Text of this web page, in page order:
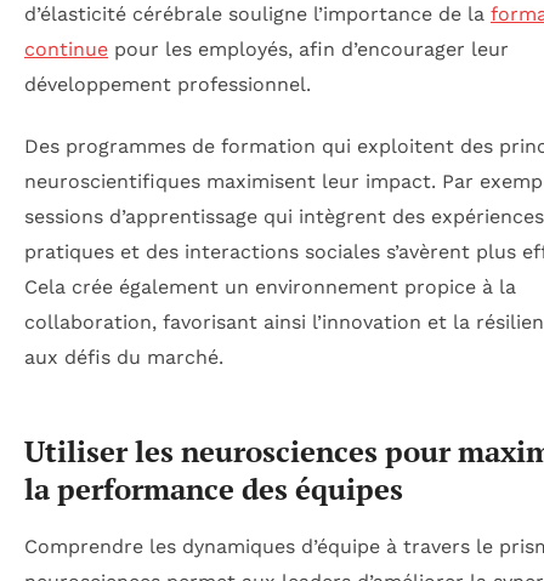
d’élasticité cérébrale souligne l’importance de la
continue pour les employés, afin d’encourager leur
développement professionnel.
Des programmes de formation qui exploitent des
neuroscientifiques maximisent leur impact. Par
sessions d’apprentissage qui intègrent des expériences
pratiques et des interactions sociales s’avèrent plus
Cela crée également un environnement propice à la
collaboration, favorisant ainsi l’innovation et la
aux défis du marché.
Utiliser les neurosciences pour
la performance des équipes
Comprendre les dynamiques d’équipe à travers le